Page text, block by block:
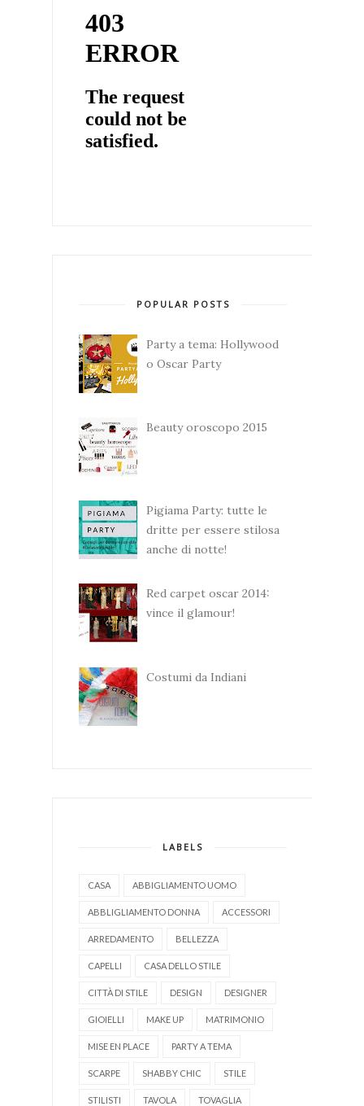
POPULAR POSTS
Party a tema: Hollywood
o Oscar Party
Beauty oroscopo 2015
Pigiama Party: tutte le
dritte per essere stilosa
anche di notte!
Red carpet oscar 2014:
vince il glamour!
Costumi da Indiani
LABELS
CASA ABBIGLIAMENTO UOMO
ABBLIGLIAMENTO DONNA ACCESSORI
ARREDAMENTO BELLEZZA
CAPELLI CASA DELLO STILE
CITTÀ DI STILE DESIGN DESIGNER
GIOIELLI MAKE UP MATRIMONIO
MISE EN PLACE PARTY A TEMA
SCARPE SHABBY CHIC STILE
STILISTI TAVOLA TOVAGLIA